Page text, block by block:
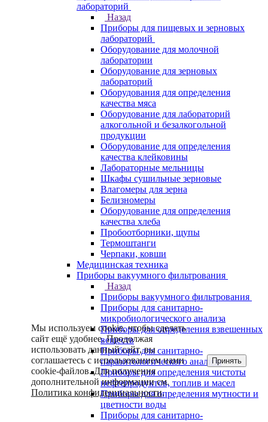
лабораторий
Назад
Приборы для пищевых и зерновых
лабораторий
Оборудование для молочной
лаборатории
Оборудование для зерновых
лабораторий
Оборудования для определения
качества мяса
Оборудование для лабораторий
алкогольной и безалкогольной
продукции
Оборудование для определения
качества клейковины
Лабораторные мельницы
Шкафы сушильные зерновые
Влагомеры для зерна
Белизномеры
Оборудование для определения
качества хлеба
Пробоотборники, щупы
Термоштанги
Черпаки, ковши
Медицинская техника
Приборы вакуумного фильтрования
Назад
Приборы вакуумного фильтрования
Приборы для санитарно-
микробиологического анализа
Приборы для определения взвешенных
веществ
Приборы для санитарно-
паразитологического анализа
Приборы для определения чистоты
нефтепродуктов, топлив и масел
Приборы для определения мутности и
цветности воды
Приборы для санитарно-
Мы используем cookie, чтобы сделать
сайт ещё удобнее. Продолжая
использовать данный сайт, вы
соглашаетесь с использованием нами
cookie-файлов. Для получения
дополнительной информации см.
Политика конфиденциальности.
Принять